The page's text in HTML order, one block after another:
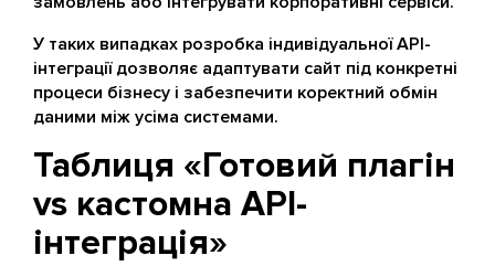
У таких випадках розробка індивідуальної API-
інтеграції дозволяє адаптувати сайт під конкретні
процеси бізнесу і забезпечити коректний обмін
даними між усіма системами.
Таблиця «Готовий плагін
vs кастомна API-
інтеграція»